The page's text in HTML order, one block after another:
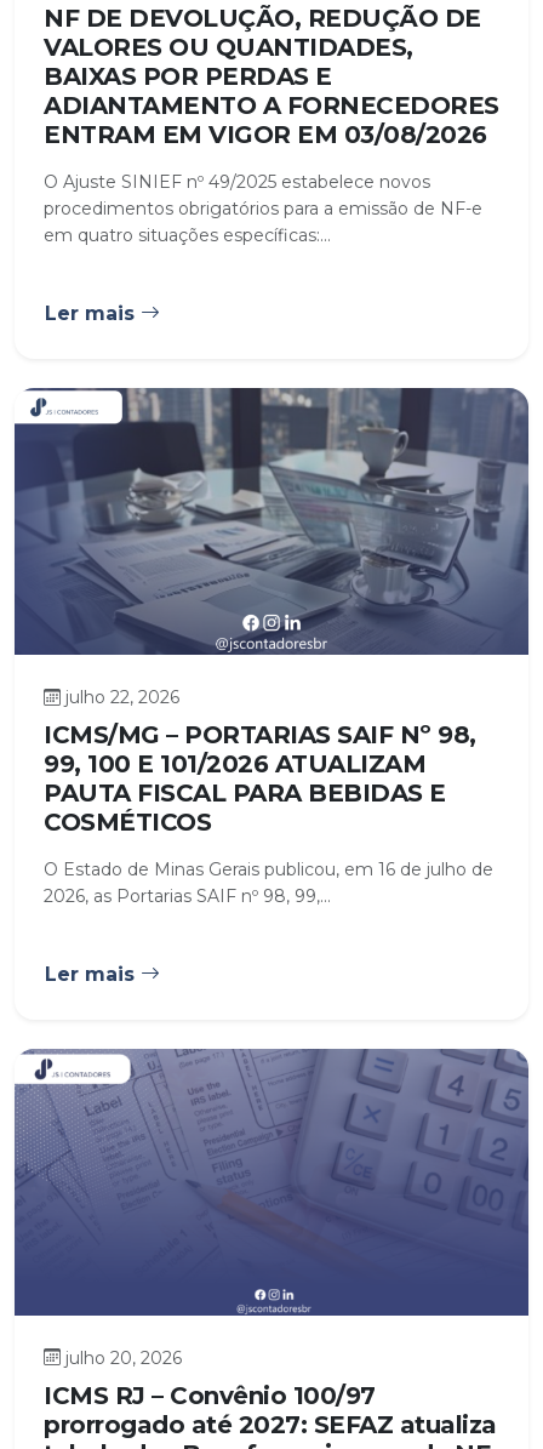
NF DE DEVOLUÇÃO, REDUÇÃO DE
VALORES OU QUANTIDADES,
BAIXAS POR PERDAS E
ADIANTAMENTO A FORNECEDORES
ENTRAM EM VIGOR EM 03/08/2026
O Ajuste SINIEF nº 49/2025 estabelece novos
procedimentos obrigatórios para a emissão de NF-e
em quatro situações específicas:...
Ler mais
julho 22, 2026
ICMS/MG – PORTARIAS SAIF Nº 98,
99, 100 E 101/2026 ATUALIZAM
PAUTA FISCAL PARA BEBIDAS E
COSMÉTICOS
O Estado de Minas Gerais publicou, em 16 de julho de
2026, as Portarias SAIF nº 98, 99,...
Ler mais
julho 20, 2026
ICMS RJ – Convênio 100/97
prorrogado até 2027: SEFAZ atualiza